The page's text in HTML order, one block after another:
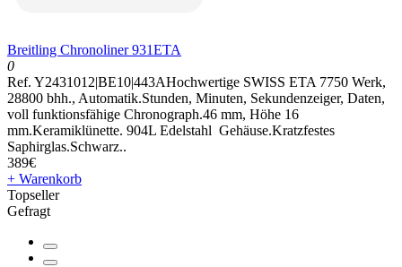
Breitling Chronoliner 931ETA
0
Ref. Y2431012|BE10|443AHochwertige SWISS ETA 7750 Werk,
28800 bhh., Automatik.Stunden, Minuten, Sekundenzeiger, Daten,
voll funktionsfähige Chronograph.46 mm, Höhe 16
mm.Keramiklünette. 904L Edelstahl Gehäuse.Kratzfestes
Saphirglas.Schwarz..
389€
+ Warenkorb
Topseller
Gefragt